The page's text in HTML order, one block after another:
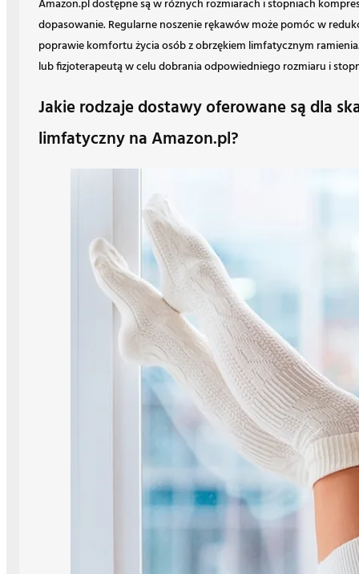
Amazon.pl dostępne są w różnych rozmiarach i stopniach
dopasowanie. Regularne noszenie rękawów może pomóc w
poprawie komfortu życia osób z obrzękiem limfatycznym
lub fizjoterapeutą w celu dobrania odpowiedniego rozmiaru i
Jakie rodzaje dostawy oferowane są dla
limfatyczny na Amazon.pl?